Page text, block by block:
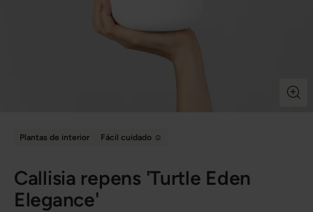
Plantas de interior Fácil cuidado ☺️
Callisia repens 'Turtle Eden
Elegance'